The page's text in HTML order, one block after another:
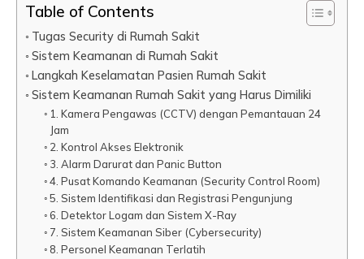
Table of Contents
Tugas Security di Rumah Sakit
Sistem Keamanan di Rumah Sakit
Langkah Keselamatan Pasien Rumah Sakit
Sistem Keamanan Rumah Sakit yang Harus Dimiliki
1. Kamera Pengawas (CCTV) dengan Pemantauan 24
Jam
2. Kontrol Akses Elektronik
3. Alarm Darurat dan Panic Button
4. Pusat Komando Keamanan (Security Control Room)
5. Sistem Identifikasi dan Registrasi Pengunjung
6. Detektor Logam dan Sistem X-Ray
7. Sistem Keamanan Siber (Cybersecurity)
8. Personel Keamanan Terlatih